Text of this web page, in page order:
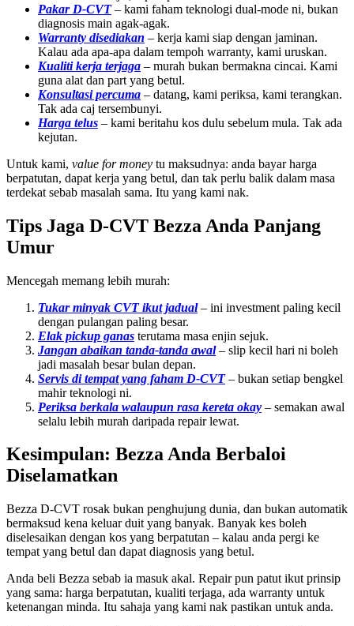
Pakar D-CVT– kami faham teknologi dual-mode ni, bukan
diagnosis main agak-agak.
Warranty disediakan – kerja kami siap dengan jaminan.
Kalau ada apa-apa dalam tempoh warranty, kami uruskan.
Kualiti kerja terjaga – murah bukan bermakna cincai. Kami
guna alat dan part yang betul.
Konsultasi percuma – datang, kami periksa, kami terangkan.
Tak ada caj tersembunyi.
Harga telus – kami beritahu kos dulu sebelum mula. Tak ada
kejutan.
Untuk kami, value for money tu maksudnya: anda bayar harga
berpatutan, dapat kerja yang betul, dan tak perlu balik dalam masa
terdekat sebab masalah sama. Itu yang kami nak.
Tips Jaga D-CVT Bezza Anda Panjang
Umur
Mencegah memang lebih murah:
Tukar minyak CVT ikut jadual– ini investment paling kecil
dengan pulangan paling besar.
Elak pickup ganas terutama masa enjin sejuk.
Jangan abaikan tanda-tanda awal– slip kecil hari ni boleh
jadi masalah besar bulan depan.
Servis di tempat yang faham D-CVT– bukan setiap bengkel
mahir teknologi ni.
Periksa berkala walaupun rasa kereta okay – semakan awal
selalu lebih murah daripada repair lewat.
Kesimpulan: Bezza Anda Berbaloi
Diselamatkan
Bezza D-CVT rosak bukan penghujung dunia, dan bukan automatik
bermaksud kena keluar duit yang banyak. Banyak kes boleh
diselesaikan dengan kos yang berpatutan – kalau anda pergi ke
tempat yang betul dan dapat diagnosis yang betul.
Anda beli Bezza sebab ia masuk akal. Repair pun patut ikut prinsip
yang sama: harga berpatutan, kualiti terjaga, ada warranty untuk
ketenangan minda. Itu sahaja yang kami nak pastikan untuk anda.